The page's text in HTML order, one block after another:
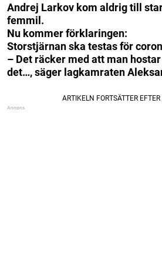
Andrej Larkov kom aldrig till
femmil.
Nu kommer förklaringen:
Storstjärnan ska testas för
– Det räcker med att man
det…, säger lagkamraten